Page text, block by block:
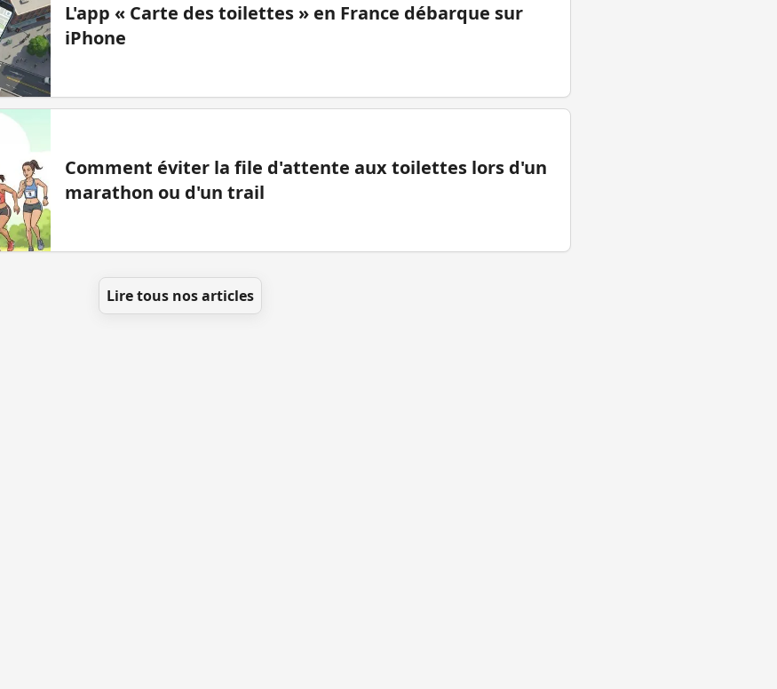
L'app « Carte des toilettes » en France débarque sur
iPhone
Comment éviter la file d'attente aux toilettes lors d'un
marathon ou d'un trail
Lire tous nos articles